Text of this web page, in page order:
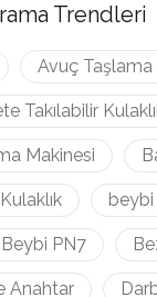
Trendleri
Avuç Taşlama
Takılabilir
Makinesi
Beybi PN7
Anahtar